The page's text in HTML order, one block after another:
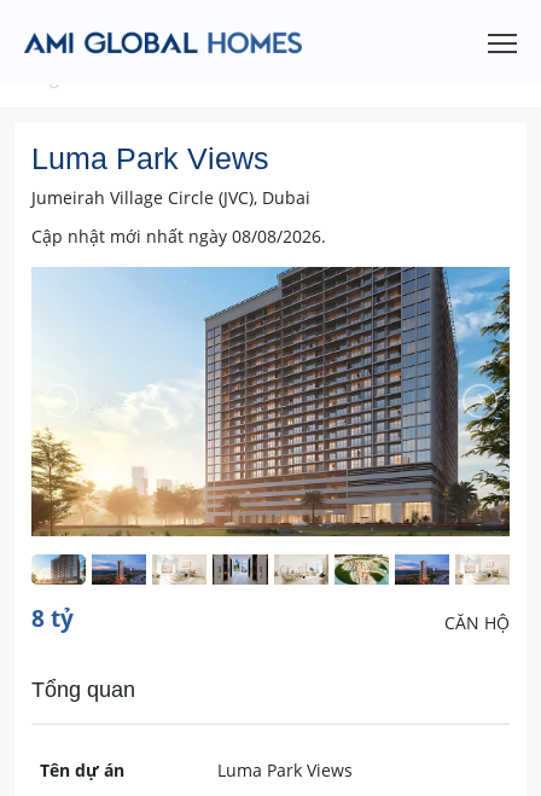
Luma Park Views
Jumeirah Village Circle (JVC), Dubai
Cập nhật mới nhất ngày 08/08/2026.
8 tỷ CĂN HỘ
Tổng quan
Tên dự án
Luma Park Views